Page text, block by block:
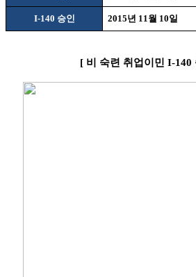
I-140 승인 2015년 11 월 10일
[ 비 숙련 취업이민 I-140